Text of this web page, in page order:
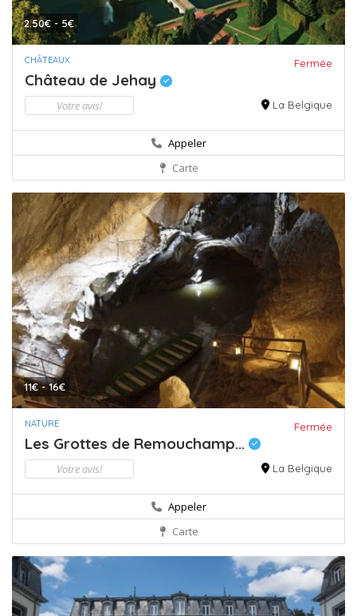
2.50€ - 5€
CHÂTEAUX Fermée
Château de Jehay
Votre avis! La Belgique
Appeler
Carte
11€ - 16€
NATURE Fermée
Les Grottes de Remouchamp...
Votre avis! La Belgique
Appeler
Carte